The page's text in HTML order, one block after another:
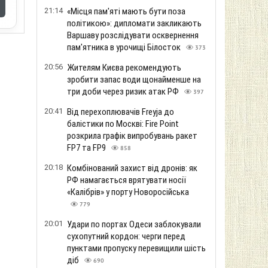
21:14 «Місця пам'яті мають бути поза
політикою»: дипломати закликають
Варшаву розслідувати осквернення
пам'ятника в урочищі Білосток
373
20:56 Жителям Києва рекомендують
зробити запас води щонайменше на
три доби через ризик атак РФ
397
20:41 Від перехоплювачів Freyja до
балістики по Москві: Fire Point
розкрила графік випробувань ракет
FP7 та FP9
858
20:18 Комбінований захист від дронів: як
РФ намагається врятувати носії
«Калібрів» у порту Новоросійська
779
20:01
Удари по портах Одеси заблокували
сухопутний кордон: черги перед
пунктами пропуску перевищили шість
діб
690